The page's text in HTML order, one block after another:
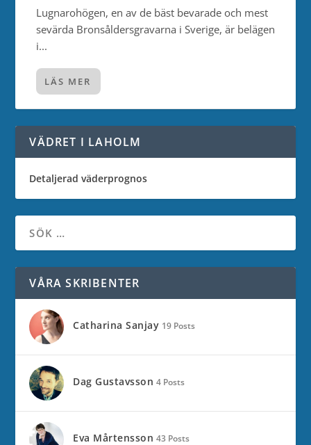
Lugnarohögen, en av de bäst bevarade och mest
sevärda Bronsåldersgravarna i Sverige, är belägen
i...
LÄS MER
VÄDRET I LAHOLM
Detaljerad väderprognos
VÅRA SKRIBENTER
Catharina Sanjay 19 Posts
Dag Gustavsson 4 Posts
Eva Mårtensson 43 Posts